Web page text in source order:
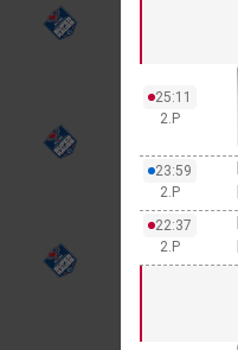
25:11
2.P
23:59
2.P
22:37
2.P